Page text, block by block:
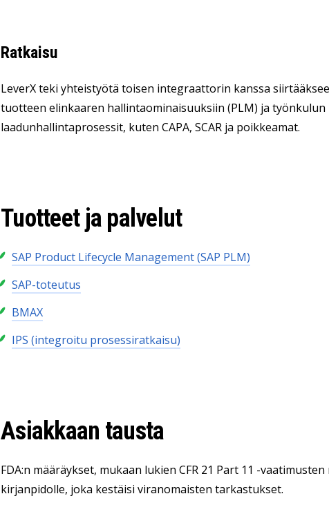
Ratkaisu
LeverX teki yhteistyötä toisen integraattorin kanssa
tuotteen elinkaaren hallintaominaisuuksiin (PLM) ja
laadunhallintaprosessit, kuten CAPA, SCAR ja poikkeamat.
Tuotteet ja palvelut
SAP Product Lifecycle Management (SAP PLM)
SAP-toteutus
BMAX
IPS (integroitu prosessiratkaisu)
Asiakkaan tausta
FDA:n määräykset, mukaan lukien CFR 21 Part 11 -
kirjanpidolle, joka kestäisi viranomaisten tarkastukset.